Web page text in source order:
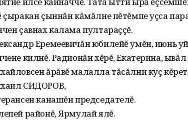
çыракан çыннăн кăмăлне пĕтĕмпе уçса
çавнах калама пултараççĕ.
Еремеевичăн юбилейĕ умĕн, июнь
килнĕ. Радионăн хĕрĕ, Екатерина,
ăрăвĕ малалла тăсăлни куç
СИДОРОВ,
канашĕн председателĕ.
районĕ, Ярмулай ялĕ.